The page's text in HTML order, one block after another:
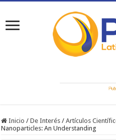
Inicio / De Interés / Artículos
Nanoparticles: An Understanding